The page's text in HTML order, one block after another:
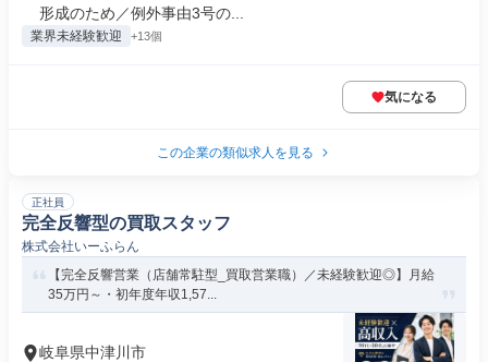
形成のため／例外事由3号の...
業界未経験歓迎 +13個
気になる
この企業の類似求人を見る
正社員
完全反響型の買取スタッフ
株式会社いーふらん
【完全反響営業（店舗常駐型_買取営業職）／未経験歓迎◎】月給
35万円～・初年度年収1,57...
岐阜県中津川市